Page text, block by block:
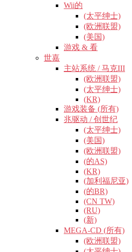
Wii的
(太平绅士)
(欧洲联盟)
(美国)
游戏 & 看
世嘉
主站系统 / 马克III
(欧洲联盟)
(太平绅士)
(KR)
游戏装备 (所有)
兆驱动 / 创世纪
(太平绅士)
(美国)
(欧洲联盟)
(的AS)
(KR)
(加利福尼亚)
(的BR)
(CN TW)
(RU)
(新)
MEGA-CD (所有)
(欧洲联盟)